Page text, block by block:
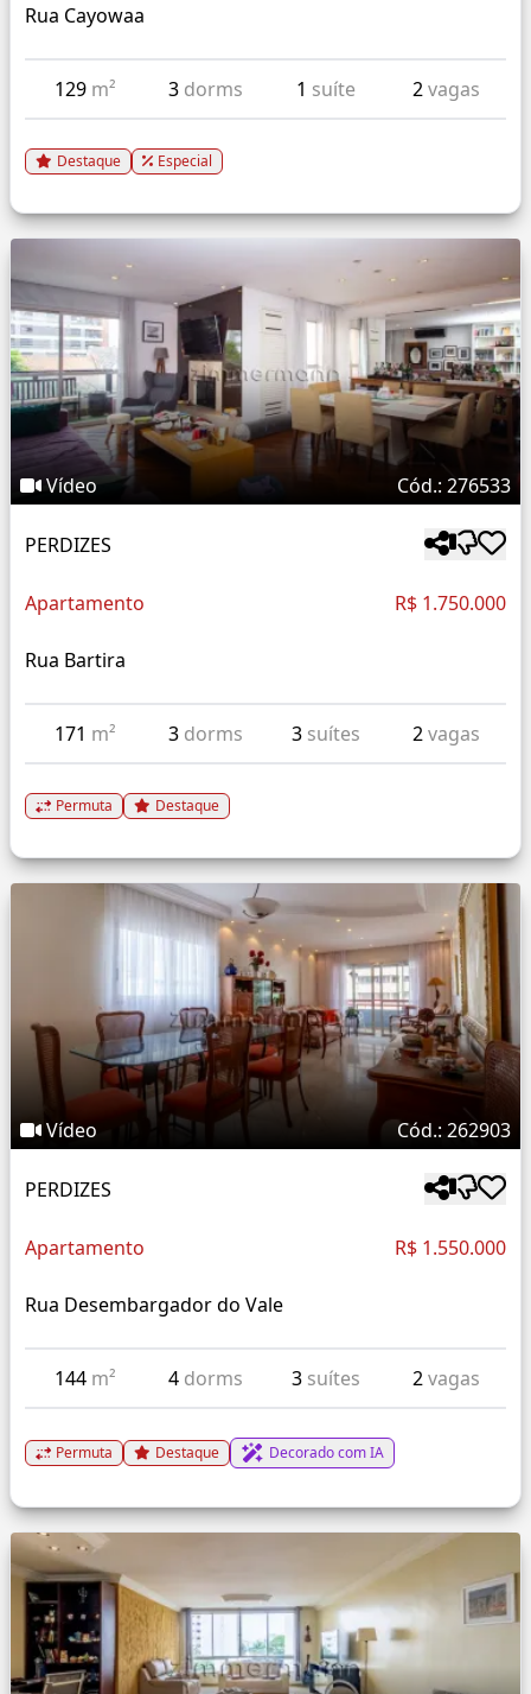
Rua Cayowaa
129 m² 3 dorms 1 suíte 2vagas
Destaque Especial
Vídeo Cód.: 276533
PERDIZES
Apartamento R$ 1.750.000
Rua Bartira
171 m² 3 dorms 3 suítes 2vagas
Permuta Destaque
Vídeo Cód.: 262903
PERDIZES
Apartamento R$ 1.550.000
Rua Desembargador do Vale
144 m² 4 dorms 3 suítes 2vagas
Permuta Destaque Decorado com IA